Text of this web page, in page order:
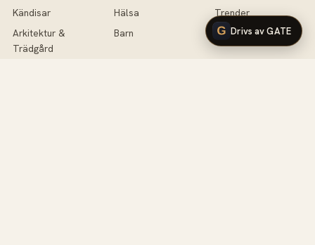
Kändisar
Hälsa
Trender
Arkitektur &
Trädgård
Barn Antikviteter
Drivs av GATE